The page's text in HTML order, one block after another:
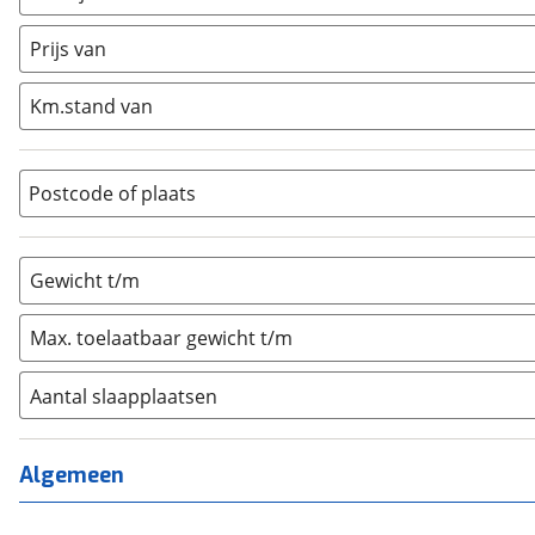
Caravan (1)
Half-integraal
Integraal (0)
Opzetunit (0
Vouwwagen (0)
Prijs van
Km.stand van
Postcode of plaats
Gewicht t/m
Max. toelaatbaar gewicht t/m
Aantal slaapplaatsen
1 (0)
2 (0)
3 (0)
Algemeen